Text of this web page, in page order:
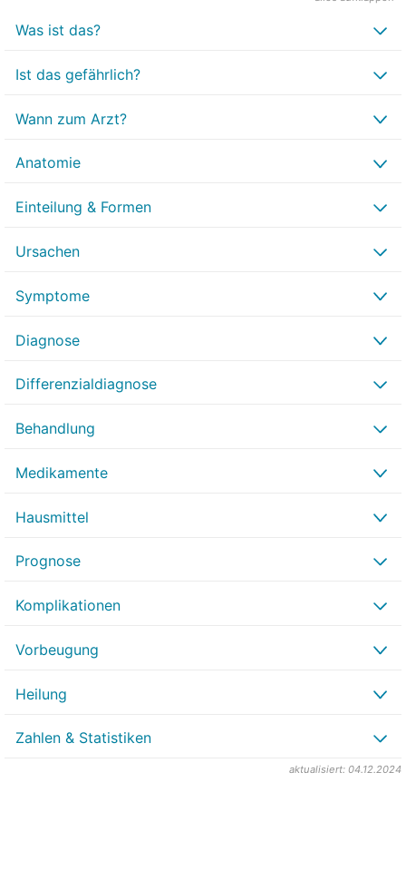
Was ist das?
Ist das gefährlich?
Wann zum Arzt?
Anatomie
Einteilung & Formen
Ursachen
Symptome
Diagnose
Differenzialdiagnose
Behandlung
Medikamente
Hausmittel
Prognose
Komplikationen
Vorbeugung
Heilung
Zahlen & Statistiken
aktualisiert: 04.12.2024